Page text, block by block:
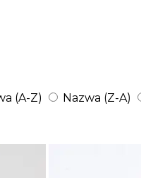
(A-Z) Nazwa (Z-A)